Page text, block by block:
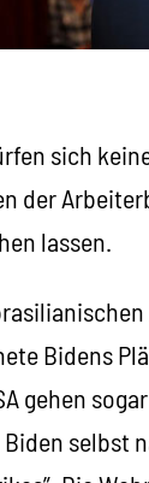
sich
der
lassen.
Bidens
gehen
selbst